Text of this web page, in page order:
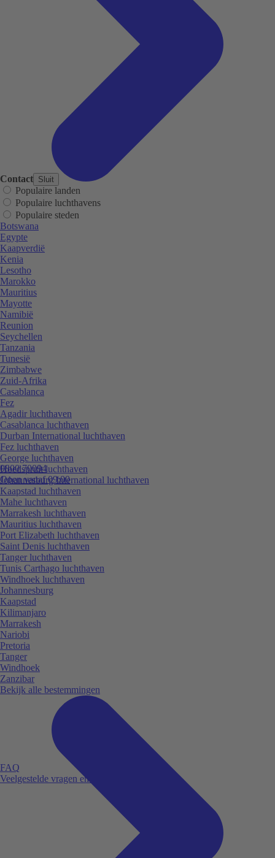
Contact Sluit
0800 70094
Open vanaf 09:00
FAQ
Veelgestelde vragen en antwoorden.
Populaire landen
Populaire luchthavens
Populaire steden
Botswana
Egypte
Kaapverdië
Kenia
Lesotho
Marokko
Mauritius
Mayotte
Namibië
Reunion
Seychellen
Tanzania
Tunesië
Zimbabwe
Zuid-Afrika
Casablanca
Fez
Agadir luchthaven
Casablanca luchthaven
Durban International luchthaven
Fez luchthaven
George luchthaven
Hoedspruit luchthaven
Johannesburg International luchthaven
Kaapstad luchthaven
Mahe luchthaven
Marrakesh luchthaven
Mauritius luchthaven
Port Elizabeth luchthaven
Saint Denis luchthaven
Tanger luchthaven
Tunis Carthago luchthaven
Windhoek luchthaven
Johannesburg
Kaapstad
Kilimanjaro
Marrakesh
Nariobi
Pretoria
Tanger
Windhoek
Zanzibar
Bekijk alle bestemmingen